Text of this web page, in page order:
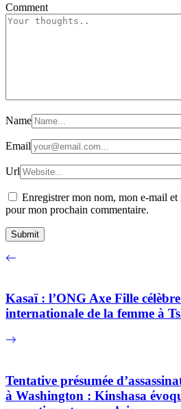
Comment
Name
Email
Url
Enregistrer mon nom, mon e-mail
pour mon prochain commentaire.
Kasaï : l’ONG Axe Fille
internationale de la femme à
Tentative présumée
à Washington : Kinshasa